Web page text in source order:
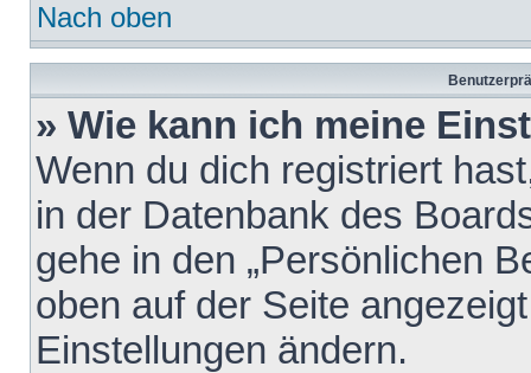
Nach oben
» Wie kann ich meine
Wenn du dich registriert
in der Datenbank des
gehe in den „Persönlichen
oben auf der Seite
Einstellungen ändern.